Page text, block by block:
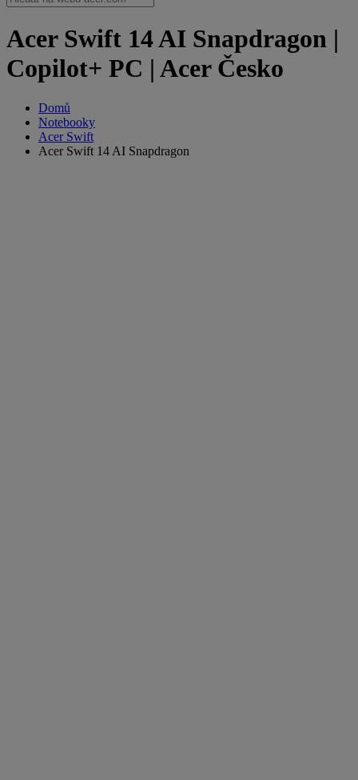
Acer Swift 14 AI Snapdragon |
Copilot+ PC | Acer Česko
Domů
Notebooky
Acer Swift
Acer Swift 14 AI Snapdragon